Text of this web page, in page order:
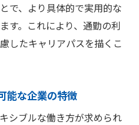
で、より具体的で実用的な
す。これにより、通勤の利
したキャリアパスを描くこ
能な企業の特徴
シブルな働き方が求められ